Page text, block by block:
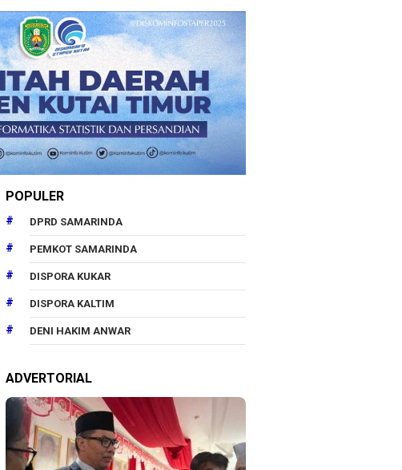
POPULER
DPRD SAMARINDA
PEMKOT SAMARINDA
DISPORA KUKAR
DISPORA KALTIM
DENI HAKIM ANWAR
ADVERTORIAL